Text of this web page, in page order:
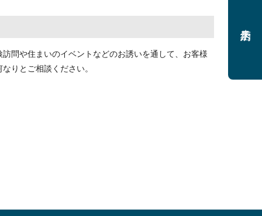
問や住まいのイベントなどのお誘いを通して、お客様
りとご相談ください。